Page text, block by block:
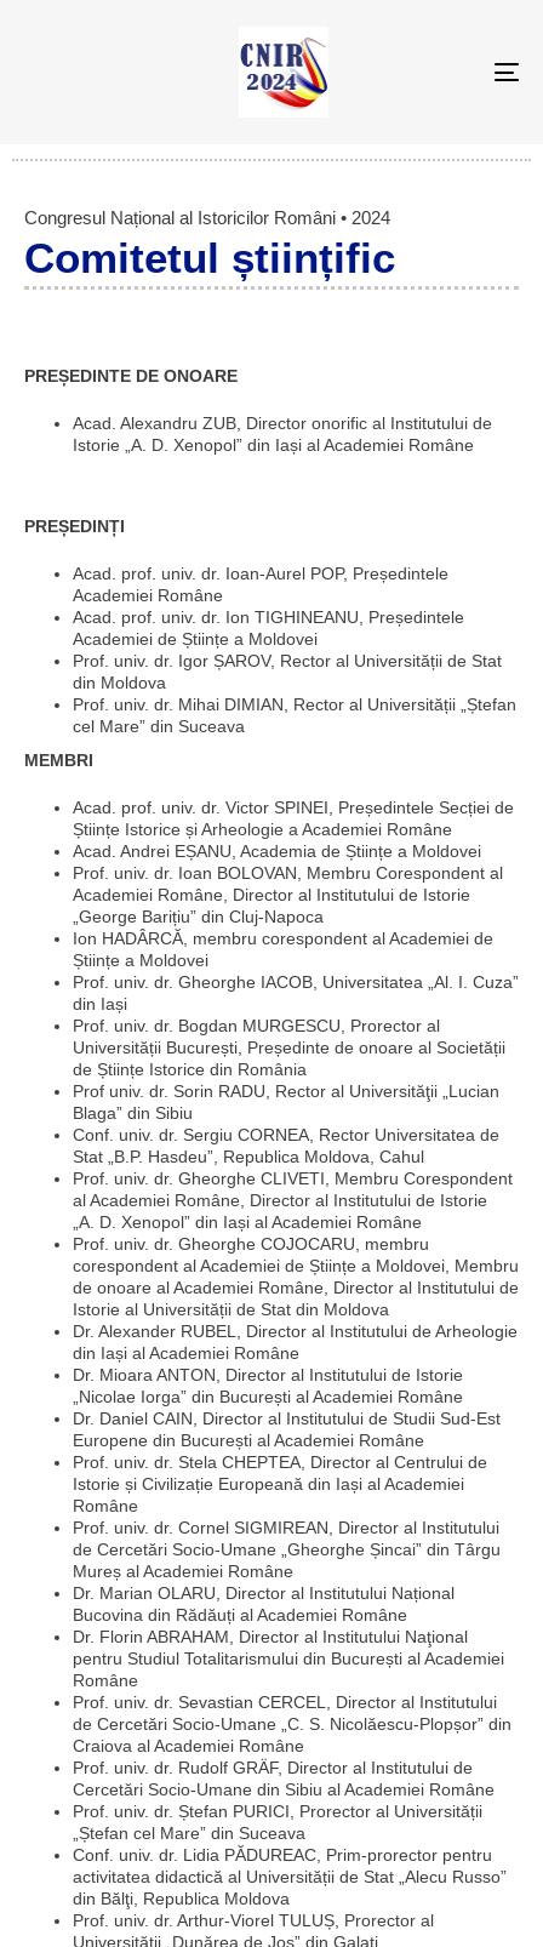
Congresul Național al Istoricilor Români • 2024
Comitetul științific
PREȘEDINTE DE ONOARE
Acad. Alexandru ZUB, Director onorific al Institutului de
Istorie „A. D. Xenopol” din Iași al Academiei Române
PREȘEDINȚI
Acad. prof. univ. dr. Ioan-Aurel POP, Președintele
Academiei Române
Acad. prof. univ. dr. Ion TIGHINEANU, Președintele
Academiei de Științe a Moldovei
Prof. univ. dr. Igor ȘAROV, Rector al Universității de Stat
din Moldova
Prof. univ. dr. Mihai DIMIAN, Rector al Universității „Ștefan
cel Mare” din Suceava
MEMBRI
Acad. prof. univ. dr. Victor SPINEI, Președintele Secției de
Științe Istorice și Arheologie a Academiei Române
Acad. Andrei EȘANU, Academia de Științe a Moldovei
Prof. univ. dr. Ioan BOLOVAN, Membru Corespondent al
Academiei Române, Director al Institutului de Istorie
„George Barițiu” din Cluj-Napoca
Ion HADÂRCĂ, membru corespondent al Academiei de
Științe a Moldovei
Prof. univ. dr. Gheorghe IACOB, Universitatea „Al. I. Cuza”
din Iași
Prof. univ. dr. Bogdan MURGESCU, Prorector al
Universității București, Președinte de onoare al Societății
de Științe Istorice din România
Prof univ. dr. Sorin RADU, Rector al Universităţii „Lucian
Blaga” din Sibiu
Conf. univ. dr. Sergiu CORNEA, Rector Universitatea de
Stat „B.P. Hasdeu”, Republica Moldova, Cahul
Prof. univ. dr. Gheorghe CLIVETI, Membru Corespondent
al Academiei Române, Director al Institutului de Istorie
„A. D. Xenopol” din Iași al Academiei Române
Prof. univ. dr. Gheorghe COJOCARU, membru
corespondent al Academiei de Științe a Moldovei, Membru
de onoare al Academiei Române, Director al Institutului de
Istorie al Universității de Stat din Moldova
Dr. Alexander RUBEL, Director al Institutului de Arheologie
din Iași al Academiei Române
Dr. Mioara ANTON, Director al Institutului de Istorie
„Nicolae Iorga” din București al Academiei Române
Dr. Daniel CAIN, Director al Institutului de Studii Sud-Est
Europene din București al Academiei Române
Prof. univ. dr. Stela CHEPTEA, Director al Centrului de
Istorie și Civilizație Europeană din Iași al Academiei
Române
Prof. univ. dr. Cornel SIGMIREAN, Director al Institutului
de Cercetări Socio-Umane „Gheorghe Șincai” din Târgu
Mureș al Academiei Române
Dr. Marian OLARU, Director al Institutului Național
Bucovina din Rădăuți al Academiei Române
Dr. Florin ABRAHAM, Director al Institutului Naţional
pentru Studiul Totalitarismului din București al Academiei
Române
Prof. univ. dr. Sevastian CERCEL, Director al Institutului
de Cercetări Socio-Umane „C. S. Nicolăescu-Plopșor” din
Craiova al Academiei Române
Prof. univ. dr. Rudolf GRÄF, Director al Institutului de
Cercetări Socio-Umane din Sibiu al Academiei Române
Prof. univ. dr. Ștefan PURICI, Prorector al Universității
„Ștefan cel Mare” din Suceava
Conf. univ. dr. Lidia PĂDUREAC, Prim-prorector pentru
activitatea didactică al Universității de Stat „Alecu Russo”
din Bălţi, Republica Moldova
Prof. univ. dr. Arthur-Viorel TULUȘ, Prorector al
Universității „Dunărea de Jos” din Galați